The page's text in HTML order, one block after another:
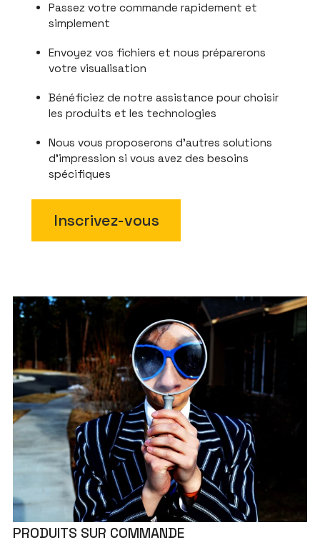
Passez votre commande rapidement et
simplement
Envoyez vos fichiers et nous préparerons
votre visualisation
Bénéficiez de notre assistance pour choisir
les produits et les technologies
Nous vous proposerons d'autres solutions
d'impression si vous avez des besoins
spécifiques
Inscrivez-vous
PRODUITS SUR COMMANDE